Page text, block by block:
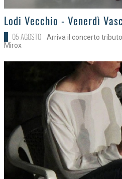
>Lodi Vecchio - Venerdì
05 AGOSTO
Arriva il concerto
Mirox